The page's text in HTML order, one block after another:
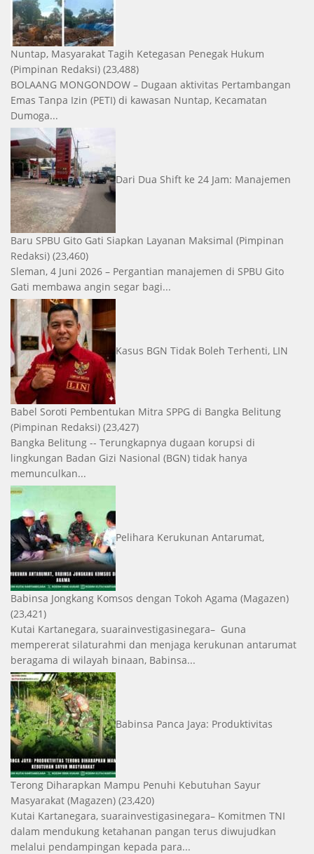
Nuntap, Masyarakat Tagih Ketegasan Penegak Hukum
(Pimpinan Redaksi) (23,488)
BOLAANG MONGONDOW – Dugaan aktivitas Pertambangan
Emas Tanpa Izin (PETI) di kawasan Nuntap, Kecamatan
Dumoga...
Dari Dua Shift ke 24 Jam: Manajemen
Baru SPBU Gito Gati Siapkan Layanan Maksimal (Pimpinan
Redaksi) (23,460)
Sleman, 4 Juni 2026 – Pergantian manajemen di SPBU Gito
Gati membawa angin segar bagi...
Kasus BGN Tidak Boleh Terhenti, LIN
Babel Soroti Pembentukan Mitra SPPG di Bangka Belitung
(Pimpinan Redaksi) (23,427)
Bangka Belitung -- Terungkapnya dugaan korupsi di
lingkungan Badan Gizi Nasional (BGN) tidak hanya
memunculkan...
Pelihara Kerukunan Antarumat,
Babinsa Jongkang Komsos dengan Tokoh Agama (Magazen)
(23,421)
Kutai Kartanegara, suarainvestigasinegara– Guna
mempererat silaturahmi dan menjaga kerukunan antarumat
beragama di wilayah binaan, Babinsa...
Babinsa Panca Jaya: Produktivitas
Terong Diharapkan Mampu Penuhi Kebutuhan Sayur
Masyarakat (Magazen) (23,420)
Kutai Kartanegara, suarainvestigasinegara– Komitmen TNI
dalam mendukung ketahanan pangan terus diwujudkan
melalui pendampingan kepada para...